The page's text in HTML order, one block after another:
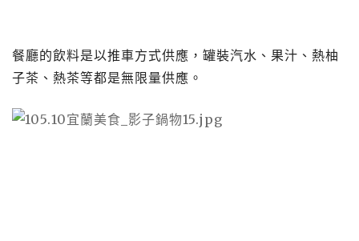
餐廳的飲料是以推車方式供應，罐裝汽水、果汁、熱柚
子茶、熱茶等都是無限量供應。